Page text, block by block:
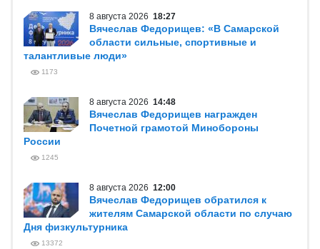
8 августа 2026 18:27
Вячеслав Федорищев: «В Самарской
области сильные, спортивные и
талантливые люди»
1173
8 августа 2026 14:48
Вячеслав Федорищев награжден
Почетной грамотой Минобороны
России
1245
8 августа 2026 12:00
Вячеслав Федорищев обратился к
жителям Самарской области по случаю
Дня физкультурника
13372